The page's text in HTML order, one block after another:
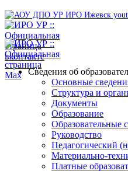
Сведения об
Основные
Структура и
Документы
Образование
Образовательные
Руководство
Педагогический
Материально-
Платные